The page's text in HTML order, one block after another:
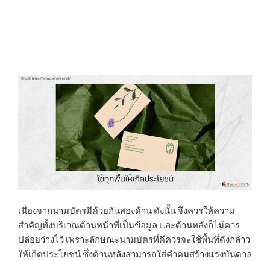
เนื่องจากนามบัตรมีด้วยกันสองด้าน ดังนั้น จึงควรให้ความ
สำคัญทั้งบริเวณด้านหน้าที่เป็นข้อมูล และด้านหลังก็ไม่ควร
ปล่อยว่างไว้ เพราะลักษณะนามบัตรที่ดีควรจะใช้พื้นที่ดังกล่าว
ให้เกิดประโยชน์ ซึ่งด้านหลังสามารถใส่คำคมสร้างแรงบันดาล